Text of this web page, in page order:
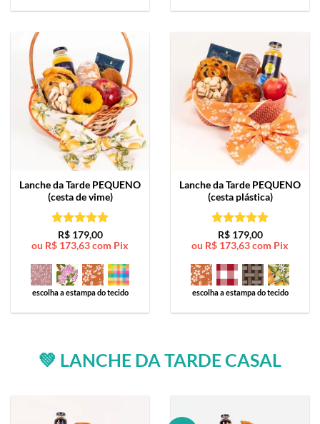
Lanche da Tarde PEQUENO
(cesta de vime)
Avaliação5
de 5
R$179,00
ou R$ 173,63com Pix
escolha a estampa do tecido
Lanche da Tarde PEQUENO
(cesta plástica)
Avaliação5
de 5
R$179,00
ou R$ 173,63com Pix
escolha a estampa do tecido
💚 LANCHE DA TARDE CASAL